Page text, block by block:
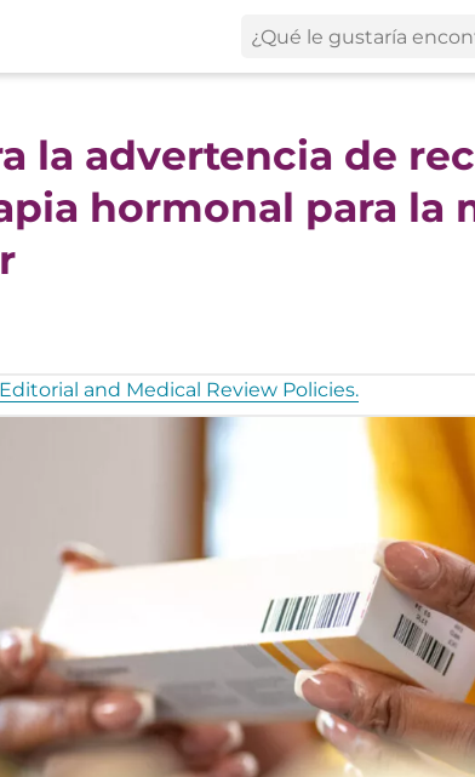
la advertencia de
hormonal para la
and Medical Review Policies.